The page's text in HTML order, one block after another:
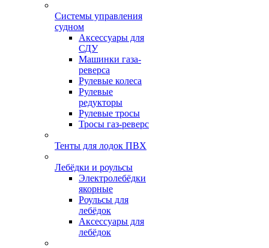
Системы управления
судном
Аксессуары для
СДУ
Машинки газа-
реверса
Рулевые колеса
Рулевые
редукторы
Рулевые тросы
Тросы газ-реверс
Тенты для лодок ПВХ
Лебёдки и роульсы
Электролебёдки
якорные
Роульсы для
лебёдок
Аксессуары для
лебёдок